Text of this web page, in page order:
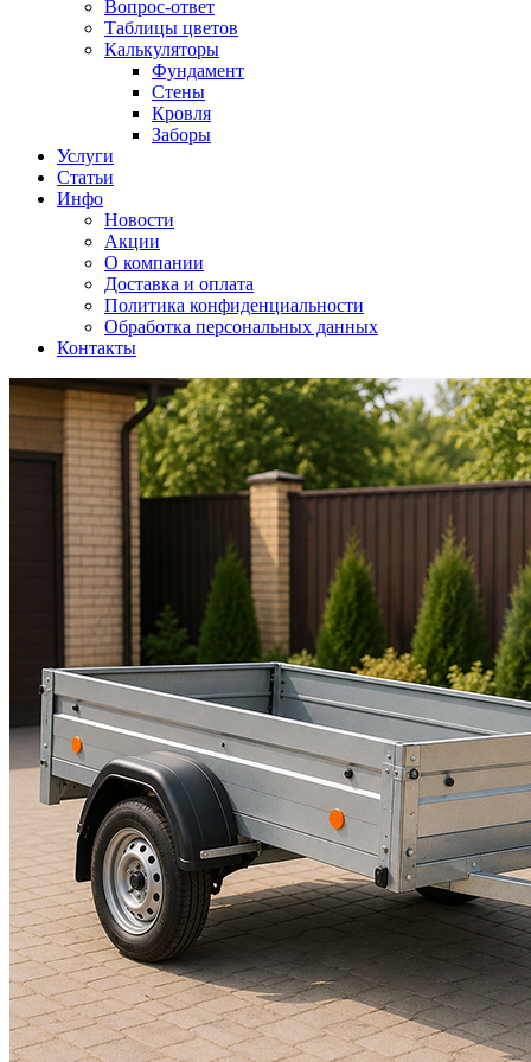
Вопрос-ответ
Таблицы цветов
Калькуляторы
Фундамент
Стены
Кровля
Заборы
Услуги
Статьи
Инфо
Новости
Акции
О компании
Доставка и оплата
Политика конфиденциальности
Обработка персональных данных
Контакты